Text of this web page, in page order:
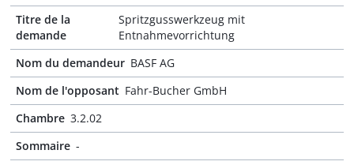
Titre de la
demande
Spritzgusswerkzeug mit
Entnahmevorrichtung
Nom du demandeur BASF AG
Nom de l'opposant Fahr-Bucher GmbH
Chambre 3.2.02
Sommaire -